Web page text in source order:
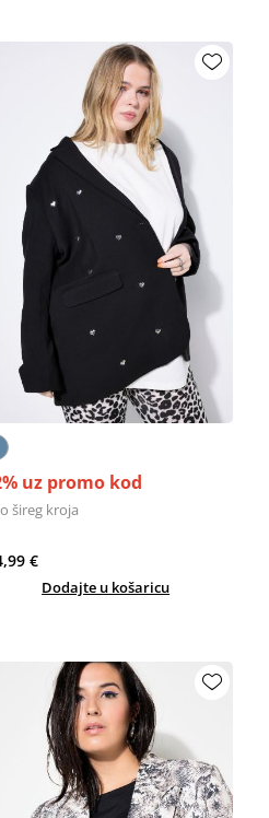
uz promo kod
šireg kroja
€
Dodajte u košaricu